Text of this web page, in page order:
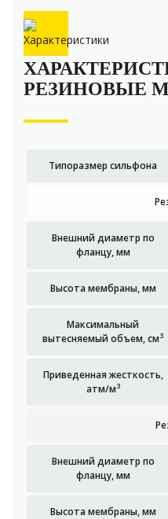
РЕЗИНОВЫЕ
Типоразмер сильфона
Внешний диаметр по
фланцу, мм
Высота мембраны, мм
Максимальный
вытесняемый объем, см3
Приведенная жесткость,
атм/м3
Внешний диаметр по
фланцу, мм
Высота мембраны, мм